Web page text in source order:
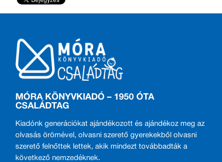
MÓRA KÖNYVKIADÓ – 1950 ÓTA
CSALÁDTAG
Kiadónk generációkat ajándékozott és ajándékoz meg az
olvasás örömével, olvasni szerető gyerekekből olvasni
szerető felnőttek lettek, akik mindezt továbbadták a
következő nemzedéknek.